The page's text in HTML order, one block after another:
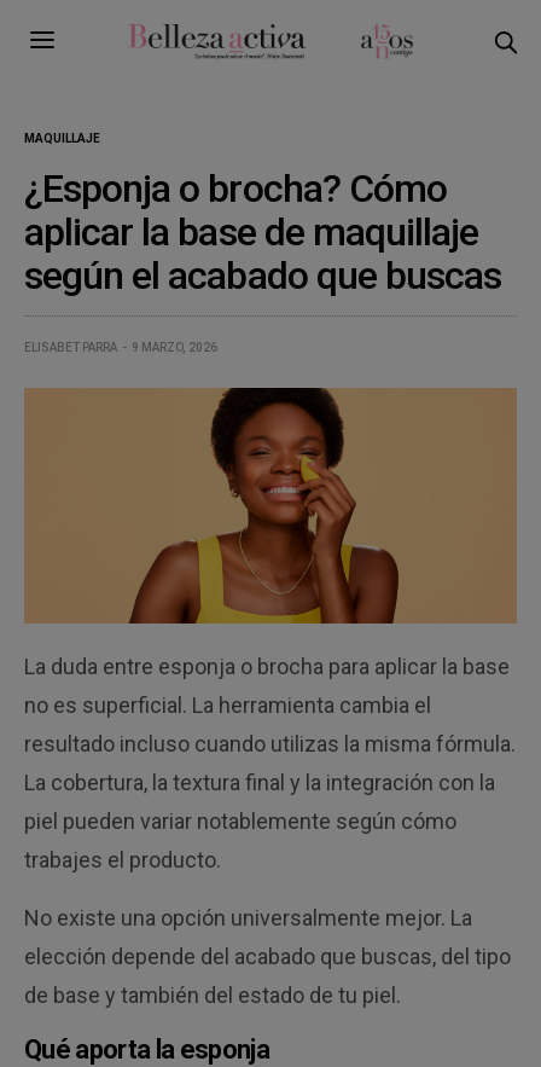
MAQUILLAJE
¿Esponja o brocha? Cómo
aplicar la base de maquillaje
según el acabado que buscas
ELISABET PARRA 9 MARZO, 2026
La duda entre esponja o brocha para aplicar la base
no es superficial. La herramienta cambia el
resultado incluso cuando utilizas la misma fórmula.
La cobertura, la textura final y la integración con la
piel pueden variar notablemente según cómo
trabajes el producto.
No existe una opción universalmente mejor. La
elección depende del acabado que buscas, del tipo
de base y también del estado de tu piel.
Qué aporta la esponja